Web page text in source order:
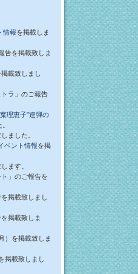
情報を掲載しま
告を掲載致しま
載致しまし
トラ」のご報告
理恵子”連弾の
ました。
ベント情報を掲
ます。
ト」のご報告を
掲載致しまし
掲載致しま
）を掲載致しま
掲載致しまし